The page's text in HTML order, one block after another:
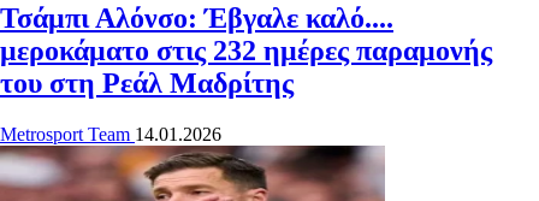
Τσάμπι Αλόνσο: Έβγαλε καλό....
μεροκάματο στις 232 ημέρες παραμονής
του στη Ρεάλ Μαδρίτης
Metrosport Team 14.01.2026